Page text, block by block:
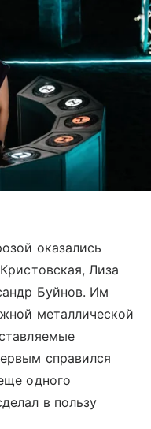
оказались
Лиза
Буйнов. Им
металлической
справился
одного
в пользу